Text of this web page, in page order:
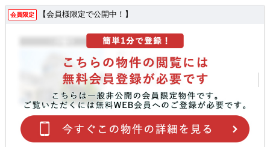
会員限定 【会員様限定で公開中！】